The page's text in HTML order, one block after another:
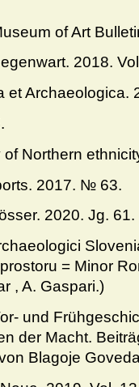
of Art
2018.
Archaeologica.
Northern
2017. № 63.
2020. Jg. 61.
= Minor
, A. Gaspari.)
und
der Macht.
Blagoje